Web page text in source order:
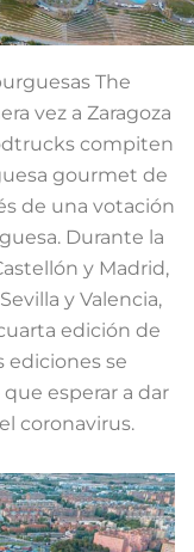
The
vez a Zaragoza
compiten
gourmet de
de una votación
Durante la
y Madrid,
y Valencia,
edición de
ediciones se
esperar a dar
coronavirus.